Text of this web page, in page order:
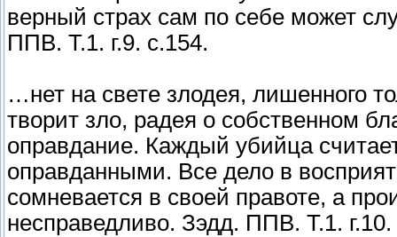
верный страх сам по себе может
ППВ. Т.1. г.9. с.154.
…нет на свете злодея, лишенного
творит зло, радея о собственном
оправдание. Каждый убийца
оправданными. Все дело в
сомневается в своей правоте, а
несправедливо. Зэдд. ППВ. Т.1. г.10.